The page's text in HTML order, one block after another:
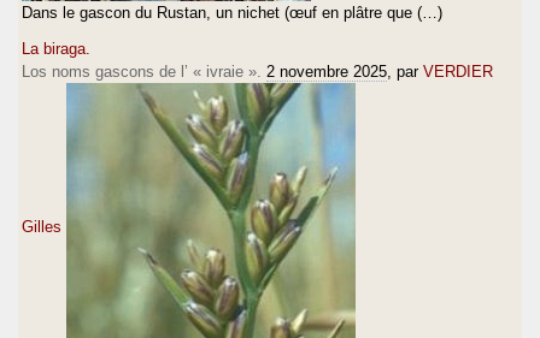
Dans le gascon du Rustan, un nichet (œuf en plâtre que (…)
La biraga.
Los noms gascons de l’ « ivraie ». 2 novembre 2025 , par VERDIER
Gilles